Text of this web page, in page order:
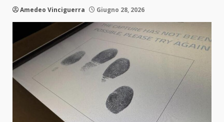
Amedeo Vinciguerra Giugno 28, 2026